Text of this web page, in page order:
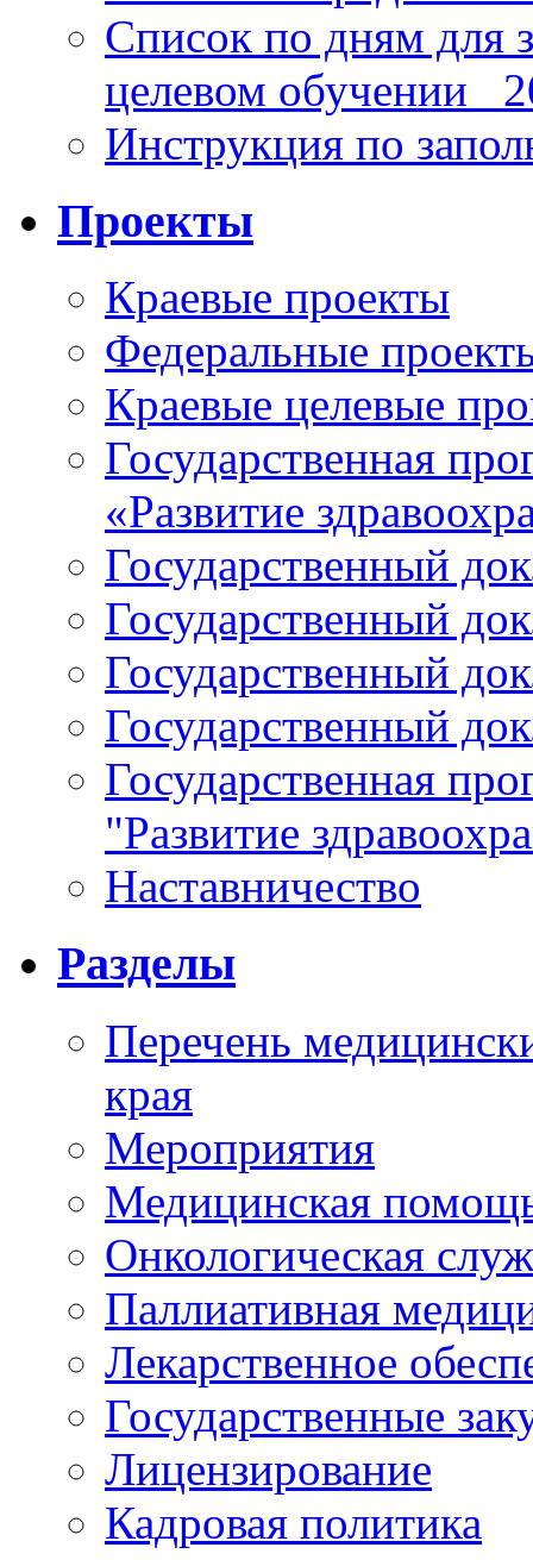
Список по дням для
целевом обучении_
Инструкция по
Проекты
Краевые проекты
Федеральные
Краевые целевые
Государственная
«Развитие
Государственный
Государственный
Государственный
Государственный
Государственная
"Развитие
Наставничество
Разделы
Перечень
края
Мероприятия
Медицинская
Онкологическая
Паллиативная
Лекарственное
Государственные
Лицензирование
Кадровая политика